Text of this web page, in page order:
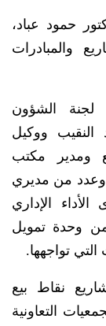
حمود عباد،
والمبادرات
الشؤون
النقيب ووكيل
ومدير مكتب
وعدد من مديري
الإداري
من وحدة تمويل
التي تواجهها.
نقاط بيع
التعاونية